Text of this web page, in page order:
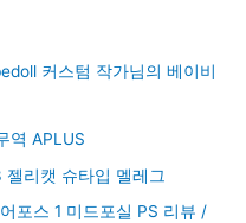
커스텀 작가님의 베이비
역 APLUS
리캣 슈타입 멜레그
포스 1 미드포실 PS 리뷰 /